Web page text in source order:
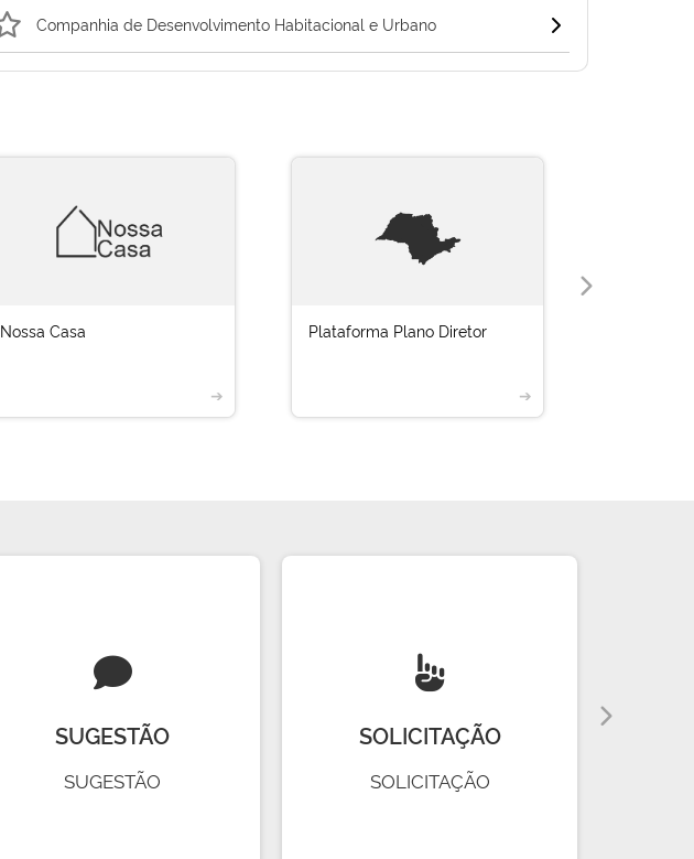
Companhia de Desenvolvimento Habitacional e Urbano
Nossa Casa
➔
Plataforma Plano Diretor
➔
SUGESTÃO
SUGESTÃO
SOLICITAÇÃO
SOLICITAÇÃO